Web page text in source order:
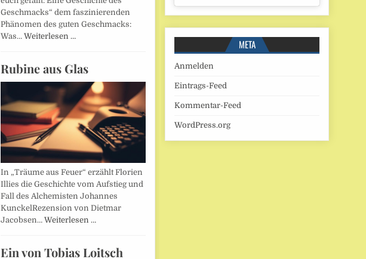
Geschmacks“ dem faszinierenden
Phänomen des guten Geschmacks:
Was… Weiterlesen …
Rubine aus Glas
In „Träume aus Feuer“ erzählt Florien
Illies die Geschichte vom Aufstieg und
Fall des Alchemisten Johannes
KunckelRezension von Dietmar
Jacobsen… Weiterlesen …
Ein von Tobias Loitsch
META
Anmelden
Eintrags-Feed
Kommentar-Feed
WordPress.org